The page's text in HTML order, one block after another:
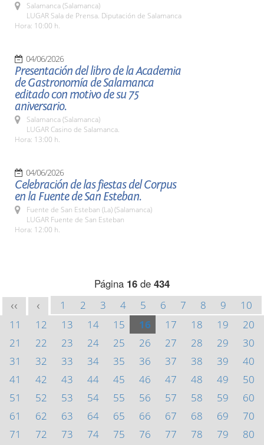
Salamanca (Salamanca)
LUGAR Sala de Prensa. Diputación de Salamanca
Hora: 10:00 h.
04/06/2026
Presentación del libro de la Academia
de Gastronomía de Salamanca
editado con motivo de su 75
aniversario.
Salamanca (Salamanca)
LUGAR Casino de Salamanca.
Hora: 13:00 h.
04/06/2026
Celebración de las fiestas del Corpus
en la Fuente de San Esteban.
Fuente de San Esteban (La) (Salamanca)
LUGAR Fuente de San Esteban
Hora: 12:00 h.
Página 16 de 434
<< < 1 2 3 4 5 6 7 8 9
10
11
12 13 14 15 16 17 18 19
20
21
22 23 24 25 26 27 28 29
30
31
32 33 34 35 36 37 38 39
40
41
42 43 44 45 46 47 48 49
50
51
52 53 54 55 56 57 58 59
60
61
62 63 64 65 66 67 68 69
70
71
72 73 74 75 76 77 78 79
80